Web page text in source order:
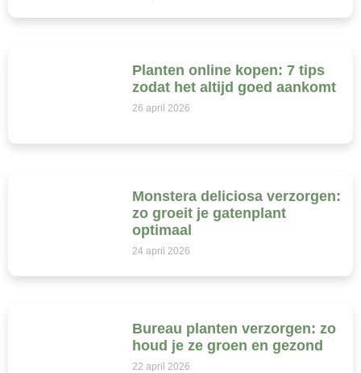
Planten online kopen: 7 tips
zodat het altijd goed aankomt
26 april 2026
Monstera deliciosa verzorgen:
zo groeit je gatenplant
optimaal
24 april 2026
Bureau planten verzorgen: zo
houd je ze groen en gezond
22 april 2026